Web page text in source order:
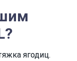
ягодиц.